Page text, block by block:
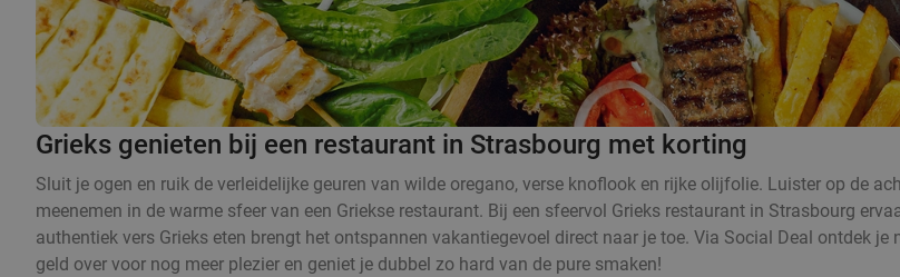
Grieks genieten bij een restaurant in Strasbourg met korting
Sluit je ogen en ruik de verleidelijke geuren van wilde oregano, verse knoflook en rijke olijfolie. Luister op de
meenemen in de warme sfeer van een Griekse restaurant. Bij een sfeervol Grieks restaurant in Strasbourg
authentiek vers Grieks eten brengt het ontspannen vakantiegevoel direct naar je toe. Via Social Deal ontdek
geld over voor nog meer plezier en geniet je dubbel zo hard van de pure smaken!